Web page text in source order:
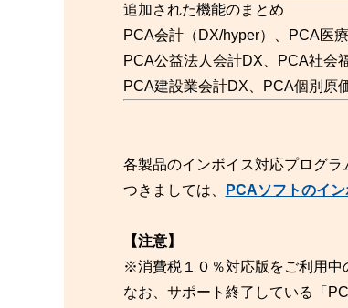
追加された機能のまとめ
PCA会計（DX/hyper）、PCA医
PCA公益法人会計DX、PCA社会
PCA建設業会計DX、PCA個別原
各製品のインボイス対応プログ
つきましては、
PCAソフトのイ
【注意】
※消費税１０％対応版をご利用中
なお、サポート終了している「